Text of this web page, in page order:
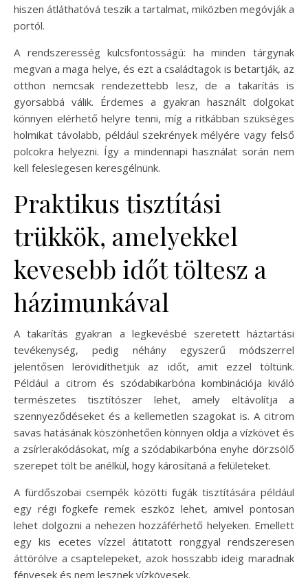
hiszen átláthatóvá teszik a tartalmat, miközben megóvják a
portól.
A rendszeresség kulcsfontosságú: ha minden tárgynak
megvan a maga helye, és ezt a családtagok is betartják, az
otthon nemcsak rendezettebb lesz, de a takarítás is
gyorsabbá válik. Érdemes a gyakran használt dolgokat
könnyen elérhető helyre tenni, míg a ritkábban szükséges
holmikat távolabb, például szekrények mélyére vagy felső
polcokra helyezni. Így a mindennapi használat során nem
kell feleslegesen keresgélnünk.
Praktikus tisztítási
trükkök, amelyekkel
kevesebb időt töltesz a
házimunkával
A takarítás gyakran a legkevésbé szeretett háztartási
tevékenység, pedig néhány egyszerű módszerrel
jelentősen lerövidíthetjük az időt, amit ezzel töltünk.
Például a citrom és szódabikarbóna kombinációja kiváló
természetes tisztítószer lehet, amely eltávolítja a
szennyeződéseket és a kellemetlen szagokat is. A citrom
savas hatásának köszönhetően könnyen oldja a vízkövet és
a zsírlerakódásokat, míg a szódabikarbóna enyhe dörzsölő
szerepet tölt be anélkül, hogy károsítaná a felületeket.
A fürdőszobai csempék közötti fugák tisztítására például
egy régi fogkefe remek eszköz lehet, amivel pontosan
lehet dolgozni a nehezen hozzáférhető helyeken. Emellett
egy kis ecetes vízzel átitatott ronggyal rendszeresen
áttörölve a csaptelepeket, azok hosszabb ideig maradnak
fényesek és nem lesznek vízkövesek.